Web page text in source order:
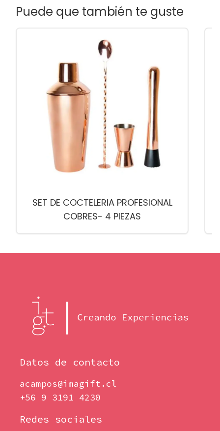
Puede que también te guste
SET DE COCTELERIA PROFESIONAL
COBRES- 4 PIEZAS
Datos de contacto
acampos@imagift.cl
+56 9 3191 4230
Redes sociales